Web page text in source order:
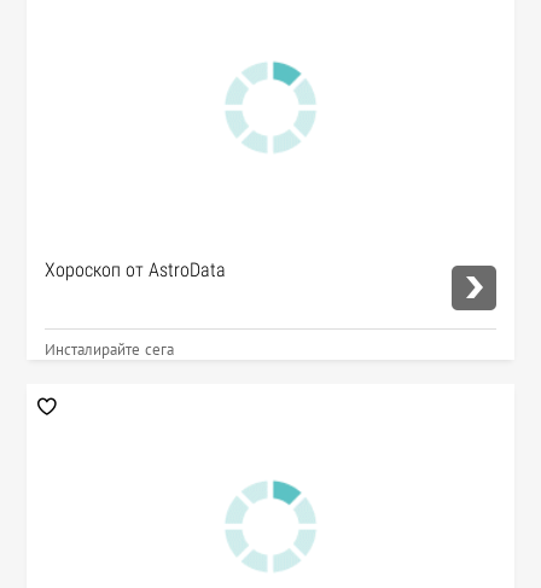
Хороскоп от AstroData
Инсталирайте сега